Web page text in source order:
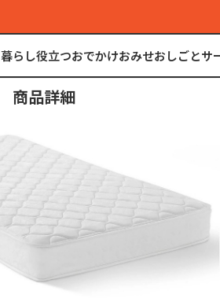
暮らし役立つおでかけおみせおしごとサ
商品詳細